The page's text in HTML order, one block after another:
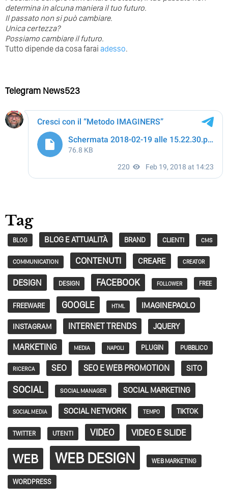
determina in alcuna maniera il tuo futuro. ⁣
⁣Il passato non si può cambiare.
Unica certezza?
Possiamo cambiare il futuro.
Tutto dipende da cosa farai adesso.
Telegram News523
Tag
BLOG BLOG E ATTUALITÀ BRAND CLIENTI CMS
COMMUNICATION CONTENUTI CREARE CREATOR
DESIGN DESIGN FACEBOOK FOLLOWER FREE
FREEWARE GOOGLE HTML IMAGINEPAOLO
INSTAGRAM INTERNET TRENDS JQUERY
MARKETING MEDIA NAPOLI PLUGIN PUBBLICO
RICERCA SEO SEO E WEB PROMOTION SITO
SOCIAL SOCIAL MANAGER SOCIAL MARKETING
SOCIAL MEDIA SOCIAL NETWORK TEMPO TIKTOK
TWITTER UTENTI VIDEO VIDEO E SLIDE
WEB WEB DESIGN WEB MARKETING
WORDPRESS